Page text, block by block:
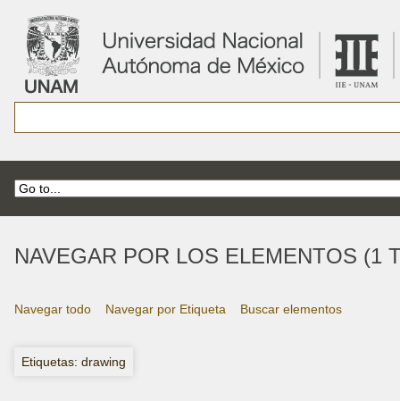
NAVEGAR POR LOS ELEMENTOS (1
Navegar todo Navegar por Etiqueta Buscar elementos
Etiquetas: drawing